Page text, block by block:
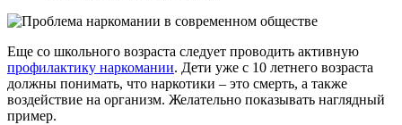
Еще со школьного возраста следует проводить активную
профилактику наркомании. Дети уже с 10 летнего возраста
должны понимать, что наркотики – это смерть, а также
воздействие на организм. Желательно показывать наглядный
пример.